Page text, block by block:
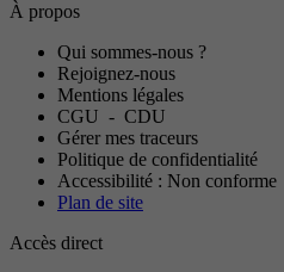
À propos
Qui sommes-nous ?
Rejoignez-nous
Mentions légales
CGU - CDU
Gérer mes traceurs
Politique de confidentialité
Accessibilité : Non conforme
Plan de site
Accès direct